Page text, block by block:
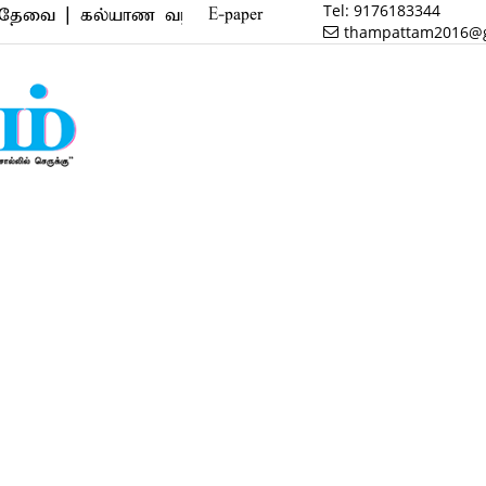
கல்யாண வரன் | மருத்துவம் | வணிகம் | பைனான்ஸ் |
E-paper Tel: 9176183344